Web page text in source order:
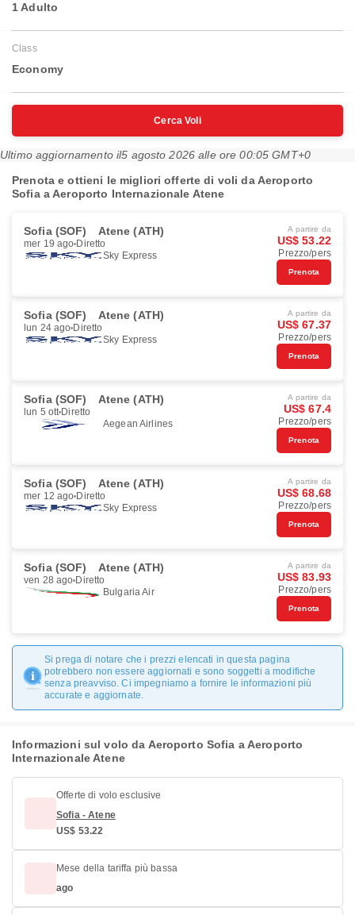
1 Adulto
Class
Economy
Cerca Voli
Ultimo aggiornamento il5 agosto 2026 alle ore 00:05 GMT+0
Prenota e ottieni le migliori offerte di voli da Aeroporto
Sofia a Aeroporto Internazionale Atene
Sofia (SOF) Atene (ATH)
mer 19 ago Diretto
Sky Express
A partire da
US$ 53.22
Prezzo/pers
Prenota
Sofia (SOF) Atene (ATH)
lun 24 ago Diretto
Sky Express
A partire da
US$ 67.37
Prezzo/pers
Prenota
Sofia (SOF) Atene (ATH)
lun 5 ott Diretto
Aegean Airlines
A partire da
US$ 67.4
Prezzo/pers
Prenota
Sofia (SOF) Atene (ATH)
mer 12 ago Diretto
Sky Express
A partire da
US$ 68.68
Prezzo/pers
Prenota
Sofia (SOF) Atene (ATH)
ven 28 ago Diretto
Bulgaria Air
A partire da
US$ 83.93
Prezzo/pers
Prenota
Si prega di notare che i prezzi elencati in questa pagina
potrebbero non essere aggiornati e sono soggetti a modifiche
senza preavviso. Ci impegniamo a fornire le informazioni più
accurate e aggiornate.
Informazioni sul volo da Aeroporto Sofia a Aeroporto
Internazionale Atene
Offerte di volo esclusive
Sofia - Atene
US$ 53.22
Mese della tariffa più bassa
ago